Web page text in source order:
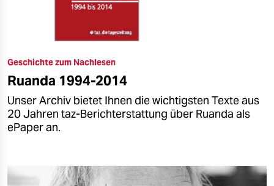
Geschichte zum Nachlesen
Ruanda 1994-2014
Unser Archiv bietet Ihnen die wichtigsten Texte aus
20 Jahren taz-Berichterstattung über Ruanda als
ePaper an.